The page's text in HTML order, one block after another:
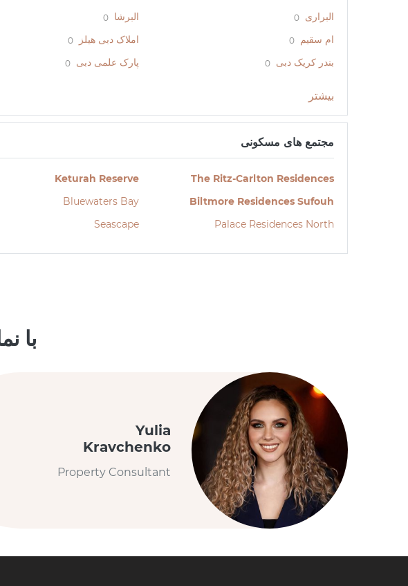
البراری 0 البرشا 0
ام سقیم 0 املاک دبی هیلز 0
بندر کریک دبی 0 پارک علمی دبی 0
بیشتر
مجتمع های مسکونی
The Ritz-Carlton Residences
Keturah Reserve
Biltmore Residences Sufouh
Bluewaters Bay
Palace Residences North
Seascape
با
Yulia
Kravchenko
Property Consultant